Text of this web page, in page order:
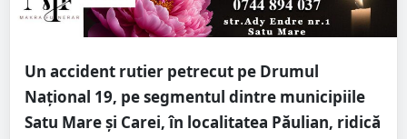
Un accident rutier petrecut pe Drumul
Național 19, pe segmentul dintre municipiile
Satu Mare și Carei, în localitatea Păulian, ridică